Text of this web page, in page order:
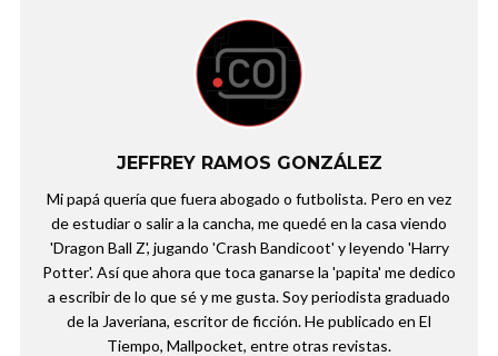
JEFFREY RAMOS GONZÁLEZ
Mi papá quería que fuera abogado o futbolista. Pero en vez
de estudiar o salir a la cancha, me quedé en la casa viendo
'Dragon Ball Z', jugando 'Crash Bandicoot' y leyendo 'Harry
Potter'. Así que ahora que toca ganarse la 'papita' me dedico
a escribir de lo que sé y me gusta. Soy periodista graduado
de la Javeriana, escritor de ficción. He publicado en El
Tiempo, Mallpocket, entre otras revistas.